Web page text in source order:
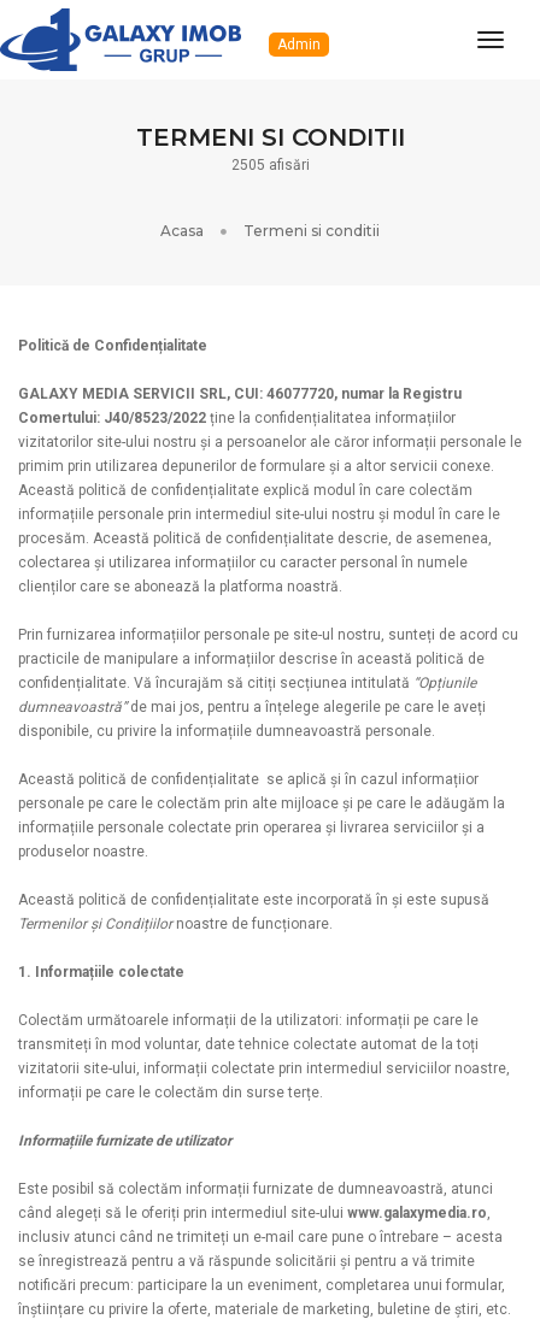
Admin
TERMENI SI CONDITII
2505 afisări
Acasa Termeni si conditii
Politică de Confidențialitate
GALAXY MEDIA SERVICII SRL, CUI: 46077720, numar la Registru
Comertului: J40/8523/2022 ține la confidențialitatea informațiilor
vizitatorilor site-ului nostru și a persoanelor ale căror informații personale le
primim prin utilizarea depunerilor de formulare și a altor servicii conexe.
Această politică de confidențialitate explică modul în care colectăm
informațiile personale prin intermediul site-ului nostru și modul în care le
procesăm. Această politică de confidențialitate descrie, de asemenea,
colectarea și utilizarea informațiilor cu caracter personal în numele
clienților care se abonează la platforma noastră.
Prin furnizarea informațiilor personale pe site-ul nostru, sunteți de acord cu
practicile de manipulare a informațiilor descrise în această politică de
confidențialitate. Vă încurajăm să citiți secțiunea intitulată “Opțiunile
dumneavoastră”de mai jos, pentru a înțelege alegerile pe care le aveți
disponibile, cu privire la informațiile dumneavoastră personale.
Această politică de confidențialitate se aplică și în cazul informațiior
personale pe care le colectăm prin alte mijloace și pe care le adăugăm la
informațiile personale colectate prin operarea și livrarea serviciilor și a
produselor noastre.
Această politică de confidențialitate este incorporată în și este supusă
Termenilor și Condițiilornoastre de funcționare.
1. Informațiile colectate
Colectăm următoarele informații de la utilizatori: informații pe care le
transmiteți în mod voluntar, date tehnice colectate automat de la toți
vizitatorii site-ului, informații colectate prin intermediul serviciilor noastre,
informații pe care le colectăm din surse terțe.
Informațiile furnizate de utilizator
Este posibil să colectăm informații furnizate de dumneavoastră, atunci
când alegeți să le oferiți prin intermediul site-ului www.galaxymedia.ro,
inclusiv atunci când ne trimiteți un e-mail care pune o întrebare – acesta
se înregistrează pentru a vă răspunde solicitării și pentru a vă trimite
notificări precum: participare la un eveniment, completarea unui formular,
înștiințare cu privire la oferte, materiale de marketing, buletine de știri, etc.